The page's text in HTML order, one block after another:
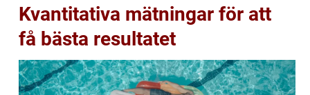
Kvantitativa mätningar för att
få bästa resultatet